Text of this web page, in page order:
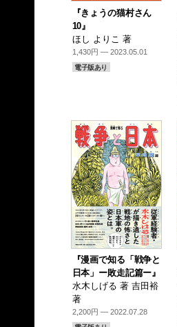
『きょうの猫村さん
10』
ほし よりこ 著
1,430円 — 2023.05.01
電子版あり
『漫画で知る「戦争と
日本」ー敗走記篇ー』
水木しげる 著 吉田裕
著
2,200円 — 2022.07.28